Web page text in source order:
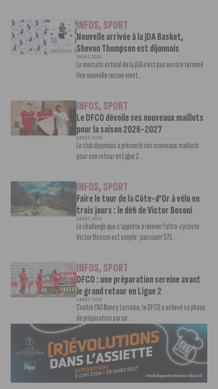
INFOS,SPORT
Nouvelle arrivée à la JDA Basket,
Shevon Thompson est dijonnais
7 AOÛT, 2026
Le mercato estival de la JDA n’est pas encore terminé.
Une nouvelle recrue vient...
INFOS,SPORT
Le DFCO dévoile ses nouveaux maillots
pour la saison 2026-2027
6 AOÛT, 2026
Le club dijonnais a présenté ses nouveaux maillots
pour son retour en Ligue 2....
INFOS,SPORT
Faire le tour de la Côte-d’Or à vélo en
trois jours : le défi de Victor Bosoni
5 AOÛT, 2026
Le challenge que s’apprête à relever l’ultra-cycliste
Victor Bosoni est simple : parcourir 571...
INFOS,SPORT
DFCO : une préparation sereine avant
le grand retour en Ligue 2
3 AOÛT, 2026
Contre l’AS Nancy Lorraine, le DFCO a achevé sa phase
de préparation par un...